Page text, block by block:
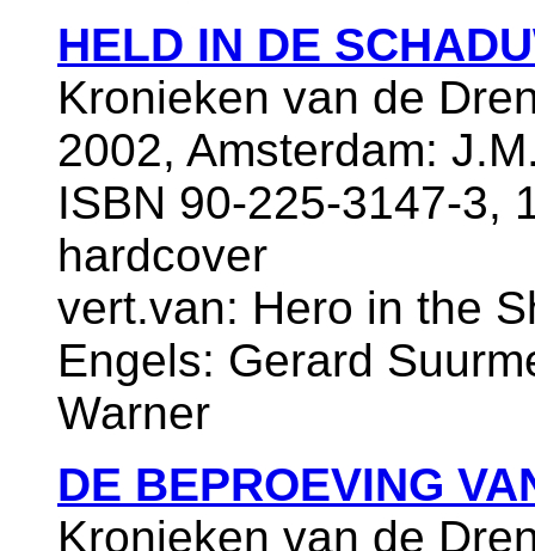
HELD IN DE
Kronieken van de
2002, Amsterdam:
ISBN 90-225-3147-3,
hardcover
vert.van: Hero in the
Engels: Gerard
Warner
DE BEPROEVING
Kronieken van de